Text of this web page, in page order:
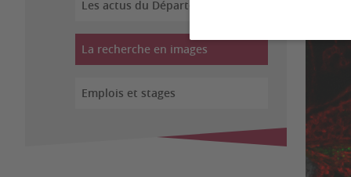
Les actus du Département
La recherche en images
Emplois et stages